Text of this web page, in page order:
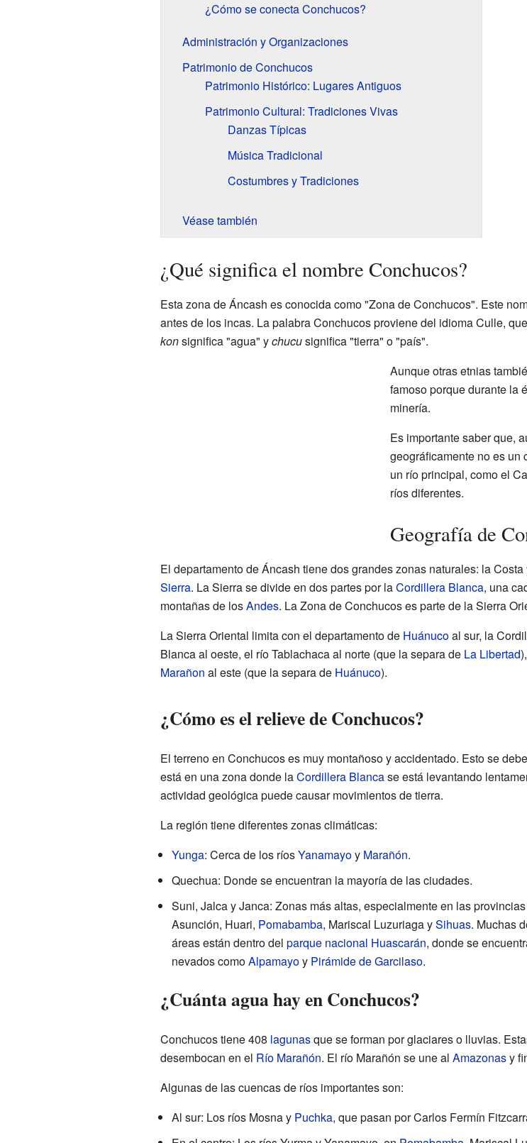
¿Cómo se conecta Conchucos?
Administración y Organizaciones
Patrimonio de Conchucos
Patrimonio Histórico: Lugares Antiguos
Patrimonio Cultural: Tradiciones Vivas
Danzas Típicas
Música Tradicional
Costumbres y Tradiciones
Véase también
¿Qué significa el nombre Conchucos?
Esta zona de Áncash es conocida como "Zona de Conchucos". Este
antes de los incas. La palabra Conchucos proviene del idioma Culle,
konsignifica "agua" ychucusignifica "tierra" o "país".
Aunque otras etnias
famoso porque durante la
minería.
Es importante saber que,
geográficamente no es
un río principal, como el
ríos diferentes.
Geografía de
El departamento de Áncash tiene dos grandes zonas naturales: la Costa
Sierra. La Sierra se divide en dos partes por laCordillera Blanca, una
montañas de losAndes. La Zona de Conchucos es parte de la Sierra
La Sierra Oriental limita con el departamento de Huánucoal sur, la
Blanca al oeste, el río Tablachaca al norte (que la separa de La Libertad
Marañon al este (que la separa de Huánuco).
¿Cómo es el relieve de Conchucos?
El terreno en Conchucos es muy montañoso y accidentado. Esto se
está en una zona donde laCordillera Blancase está levantando
actividad geológica puede causar movimientos de tierra.
La región tiene diferentes zonas climáticas:
Yunga: Cerca de los ríosYanamayoy Marañón.
Quechua: Donde se encuentran la mayoría de las ciudades.
Suni, Jalca y Janca: Zonas más altas, especialmente en las
Asunción, Huari, Pomabamba, Mariscal Luzuriaga ySihuas. Muchas
áreas están dentro del parque nacional Huascarán, donde se
nevados comoAlpamayoy Pirámide de Garcilaso.
¿Cuánta agua hay en Conchucos?
Conchucos tiene 408 lagunasque se forman por glaciares o lluvias.
desembocan en el Río Marañón. El río Marañón se une al Amazonasy
Algunas de las cuencas de ríos importantes son:
Al sur: Los ríos Mosna y Puchka, que pasan por Carlos Fermín